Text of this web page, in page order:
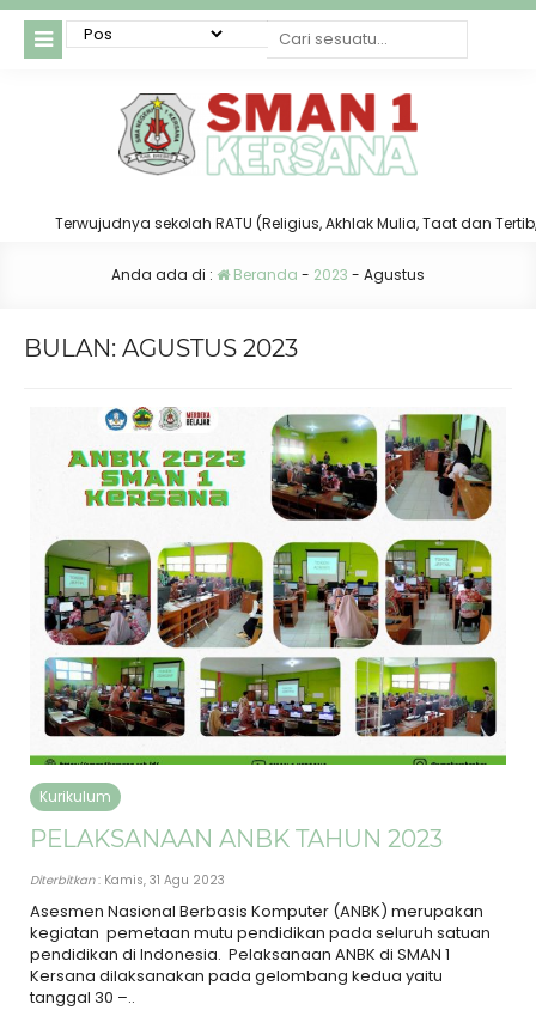
sekolah RATU (Religius, Akhlak Mulia, Taat dan Tertib, serta
Anda ada di : Beranda - 2023 - Agustus
BULAN: AGUSTUS 2023
Kurikulum
PELAKSANAAN ANBK TAHUN 2023
Diterbitkan: Kamis, 31 Agu 2023
Asesmen Nasional Berbasis Komputer (ANBK) merupakan
kegiatan pemetaan mutu pendidikan pada seluruh satuan
pendidikan di Indonesia. Pelaksanaan ANBK di SMAN 1
Kersana dilaksanakan pada gelombang kedua yaitu
tanggal 30 –..